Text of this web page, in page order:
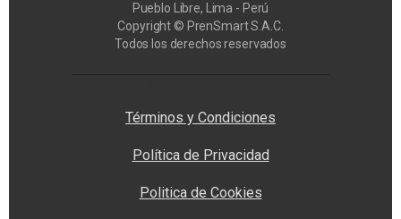
Pueblo Libre, Lima - Perú
Copyright © PrenSmart S.A.C.
Todos los derechos reservados
Términos y Condiciones
Política de Privacidad
Politica de Cookies